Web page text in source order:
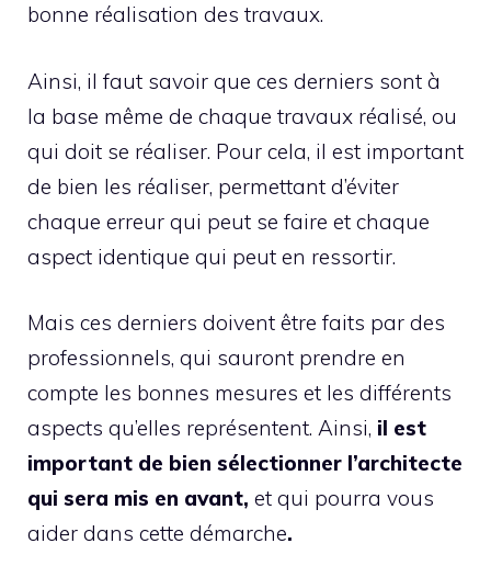
bonne réalisation des travaux.
Ainsi, il faut savoir que ces derniers sont à
la base même de chaque travaux réalisé, ou
qui doit se réaliser. Pour cela, il est important
de bien les réaliser, permettant d’éviter
chaque erreur qui peut se faire et chaque
aspect identique qui peut en ressortir.
Mais ces derniers doivent être faits par des
professionnels, qui sauront prendre en
compte les bonnes mesures et les différents
aspects qu’elles représentent. Ainsi, il est
important de bien sélectionner l’architecte
qui sera mis en avant, et qui pourra vous
aider dans cette démarche.